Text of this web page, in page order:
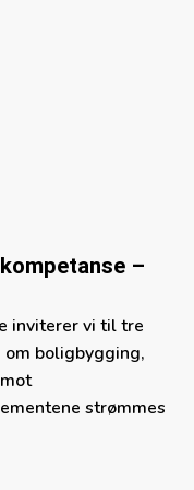
–
inviterer vi til tre
boligbygging,
strømmes